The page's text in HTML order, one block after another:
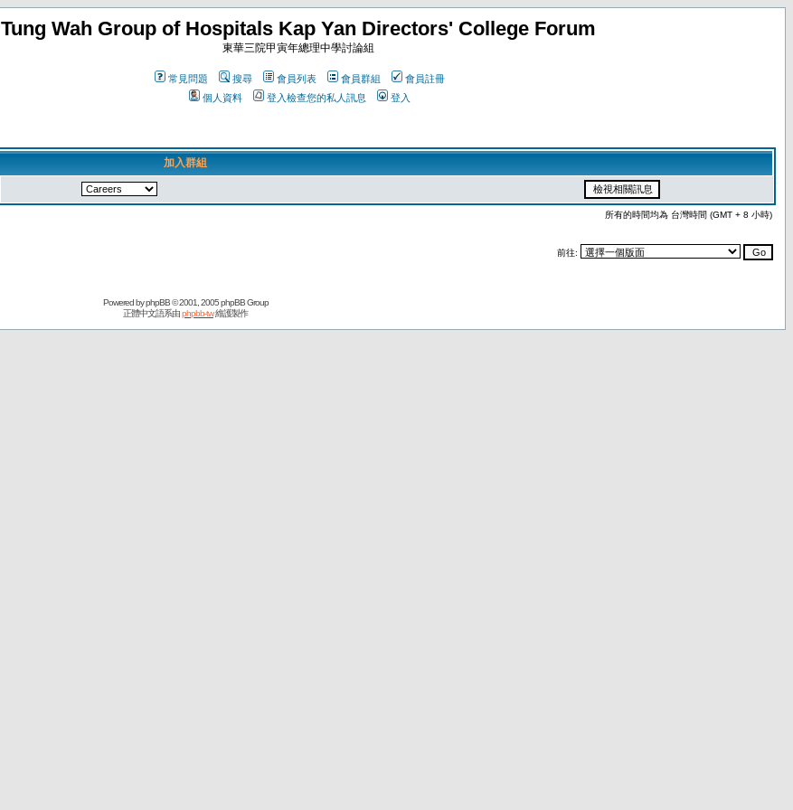
Tung Wah Group of Hospitals Kap Yan Directors' College Forum
東華三院甲寅年總理中學討論組
常見問題 搜尋 會員列表 會員群組
會員註冊
個人資料
登入檢查您的私人訊息 登入
加入群組
所有的時間均為 台灣時間 (GMT + 8 小時)
前往:
Powered byphpBB© 2001, 2005 phpBB Group
正體中文語系由phpbb-tw維護製作